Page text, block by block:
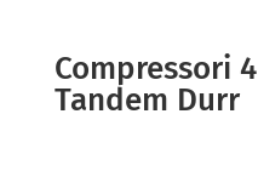
Compressori 4
Tandem Durr